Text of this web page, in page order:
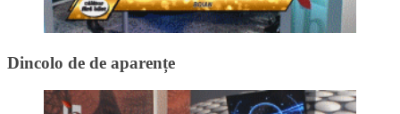
Dincolo de de aparențe